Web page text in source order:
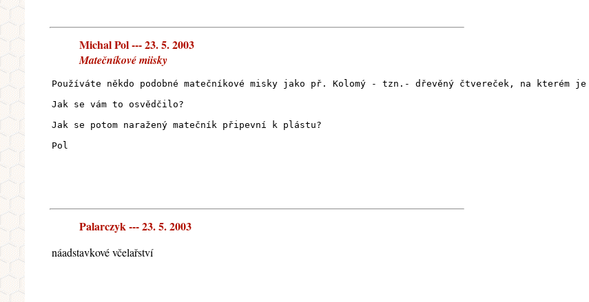
Michal Pol --- 23. 5. 2003
Matečníkové miisky
Používáte někdo podobné matečníkové misky jako př. Kolomý - tzn.- dřevěný čtvereček, na kterém je
Jak se vám to osvědčilo?
Jak se potom naražený matečník připevní k plástu?
Pol
Palarczyk --- 23. 5. 2003
náadstavkové včelařství